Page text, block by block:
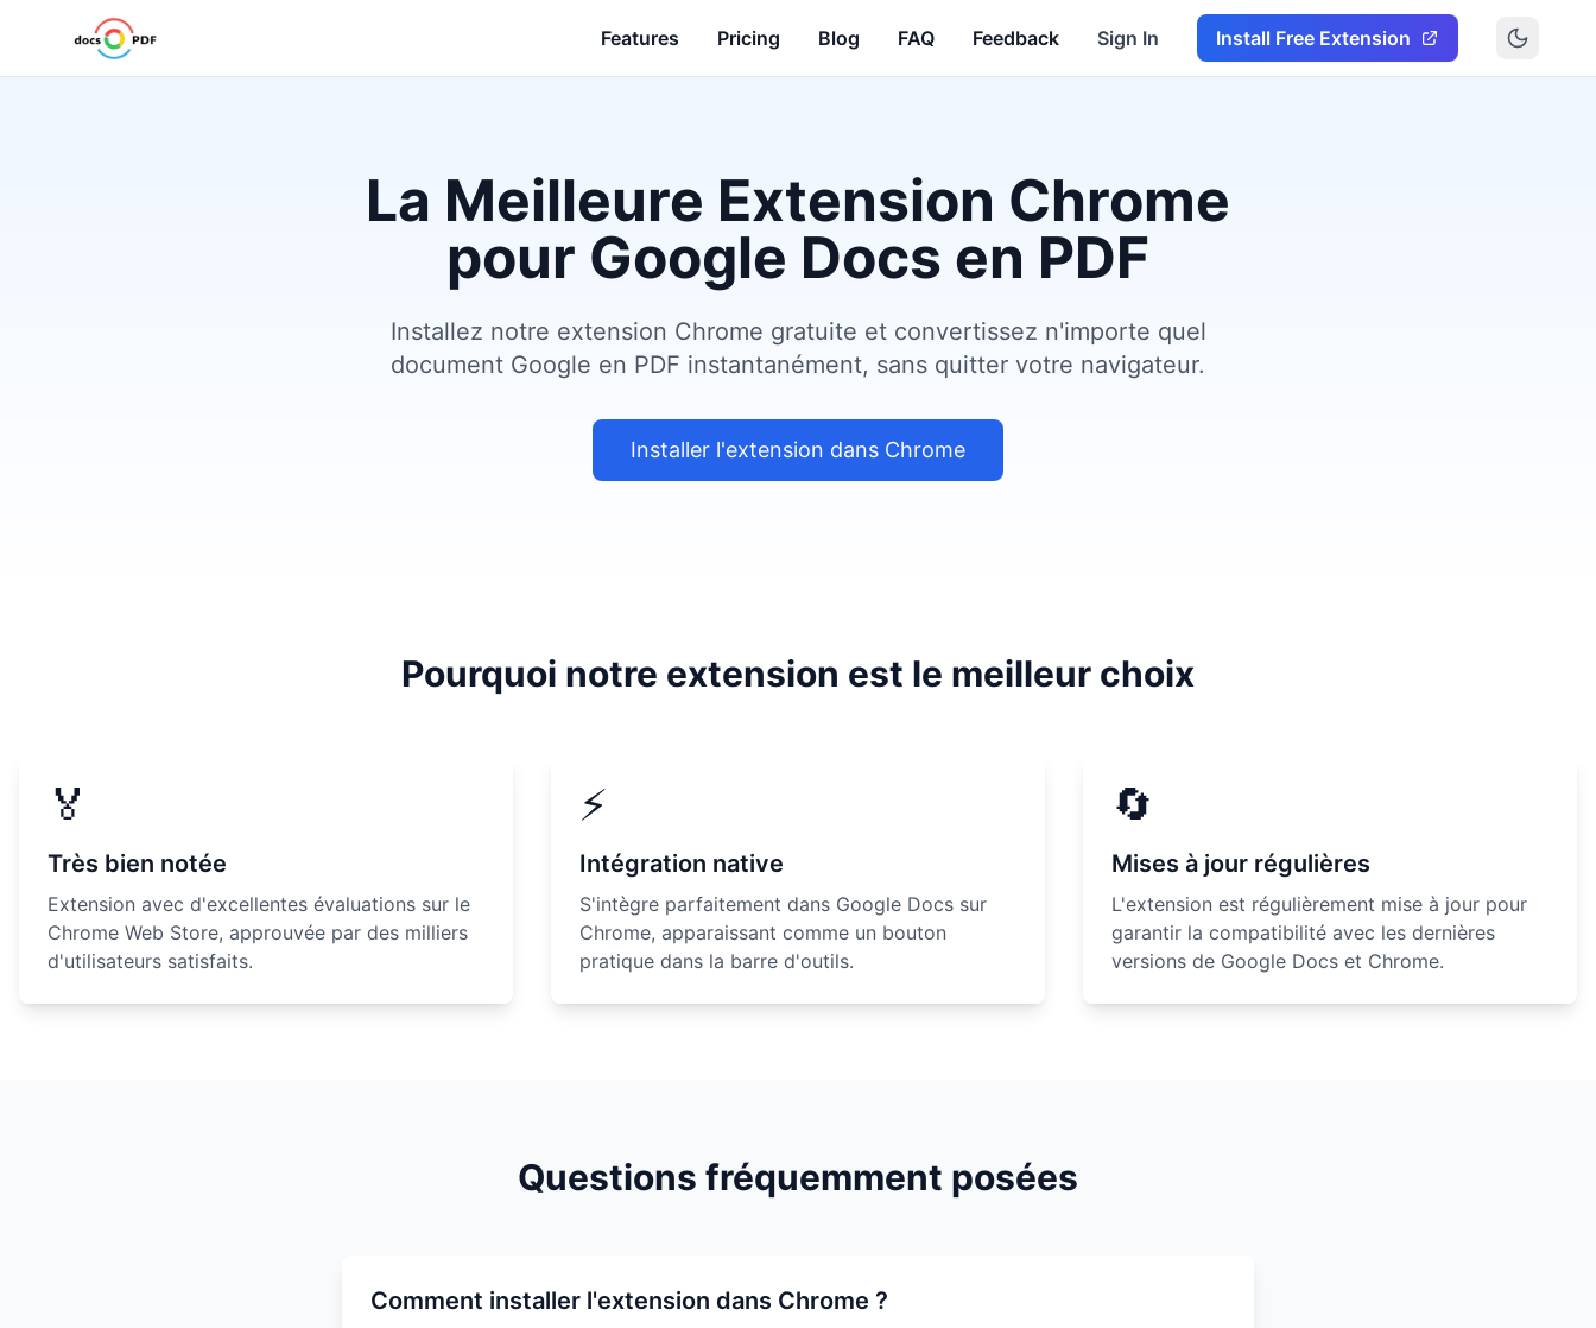
Features Pricing Blog FAQ Feedback Sign In Install Free Extension
La Meilleure Extension Chrome
pour Google Docs en PDF
Installez notre extension Chrome gratuite et convertissez n'importe quel
document Google en PDF instantanément, sans quitter votre navigateur.
Installer l'extension dans Chrome
Pourquoi notre extension est le meilleur choix
🏅
Très bien notée
Extension avec d'excellentes évaluations sur le
Chrome Web Store, approuvée par des milliers
d'utilisateurs satisfaits.
⚡
Intégration native
S'intègre parfaitement dans Google Docs sur
Chrome, apparaissant comme un bouton
pratique dans la barre d'outils.
🔄
Mises à jour régulières
L'extension est régulièrement mise à jour pour
garantir la compatibilité avec les dernières
versions de Google Docs et Chrome.
Questions fréquemment posées
Comment installer l'extension dans Chrome ?